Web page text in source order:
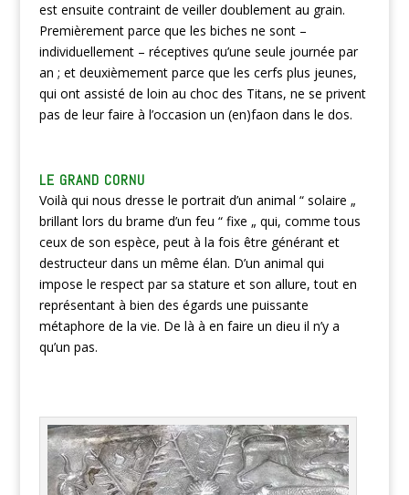
est ensuite contraint de veiller doublement au grain.
Premièrement parce que les biches ne sont –
individuellement – réceptives qu’une seule journée par
an ; et deuxièmement parce que les cerfs plus jeunes,
qui ont assisté de loin au choc des Titans, ne se privent
pas de leur faire à l’occasion un (en)faon dans le dos.
LE GRAND CORNU
Voilà qui nous dresse le portrait d’un animal “ solaire „
brillant lors du brame d’un feu “ fixe „ qui, comme tous
ceux de son espèce, peut à la fois être générant et
destructeur dans un même élan. D’un animal qui
impose le respect par sa stature et son allure, tout en
représentant à bien des égards une puissante
métaphore de la vie. De là à en faire un dieu il n’y a
qu’un pas.